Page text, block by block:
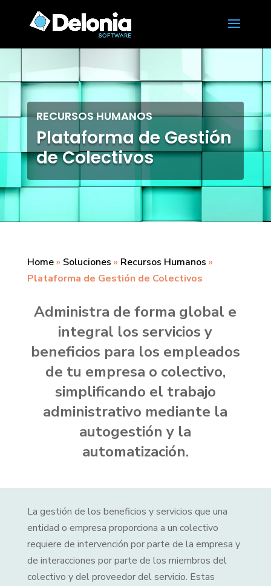
RECURSOS HUMANOS
Plataforma de Gestión
de Colectivos
Home» Soluciones » Recursos Humanos »
Plataforma de Gestión de Colectivos
Administra de forma global e
integral los servicios y
beneficios para los empleados
de tu empresa o colectivo,
simplificando el trabajo
administrativo mediante la
autogestión y la
automatización.
La gestión de los beneficios y servicios que una
entidad o empresa proporciona a un colectivo
requiere de intervención por parte de la empresa y
de interacciones por parte de los miembros del
colectivo y del proveedor del servicio. Estas